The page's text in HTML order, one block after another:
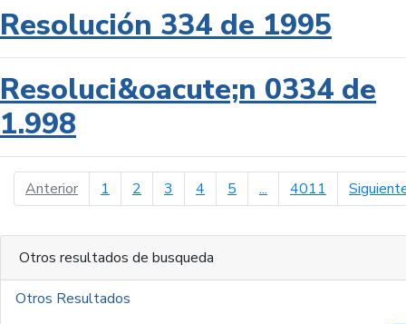
Resolución 334 de 1995
Resoluci&oacute;n 0334 de
1.998
Anteriorpágina anterior
1 2 3 4 5 ... 4011
Otros resultados de busqueda
Otros Resultados